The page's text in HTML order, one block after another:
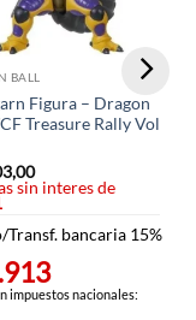
BALL
Figura – Dragon
Treasure Rally Vol
sin interes de
Transf. bancaria 15%
impuestos nacionales: